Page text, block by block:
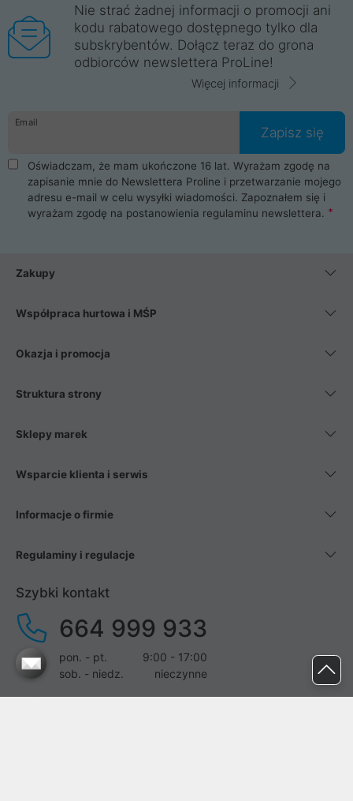
Nie strać żadnej informacji o promocji ani
kodu rabatowego dostępnego tylko dla
subskrybentów. Dołącz teraz do grona
odbiorców newslettera ProLine!
Więcej informacji
Email
Zapisz się
Oświadczam, że mam ukończone 16 lat. Wyrażam zgodę na
zapisanie mnie do Newslettera Proline i przetwarzanie mojego
adresu e-mail w celu wysyłki wiadomości. Zapoznałem się i
wyrażam zgodę na postanowienia regulaminu newslettera.
Zakupy
Współpraca hurtowa i MŚP
Okazja i promocja
Struktura strony
Sklepy marek
Wsparcie klienta i serwis
Informacje o firmie
Regulaminy i regulacje
Szybki kontakt
664 999 933
pon. - pt.
9:00 - 17:00
sob. - niedz.
nieczynne